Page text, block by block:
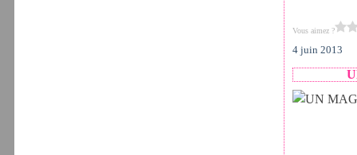
Vous aimez ?
4 juin 2013